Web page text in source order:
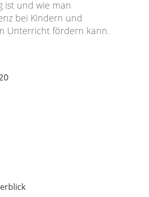
ist und wie man
bei Kindern und
Unterricht fördern kann.